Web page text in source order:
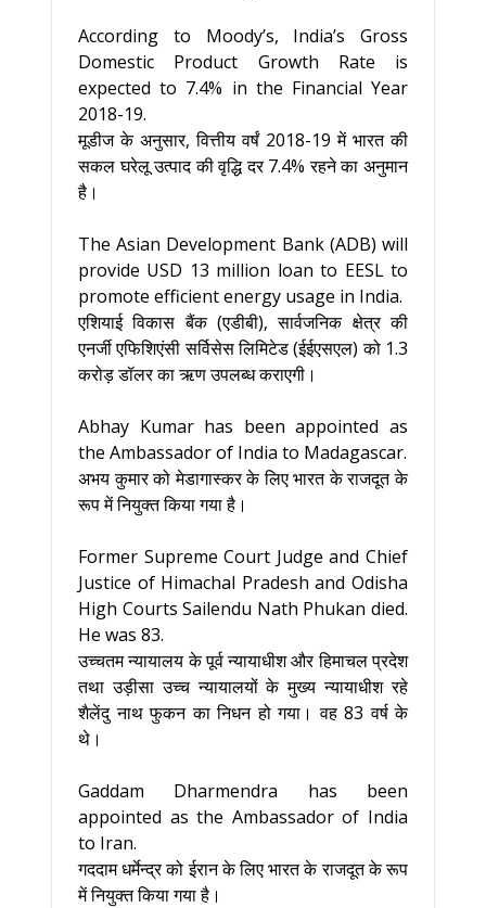
According to Moody’s, India’s Gross
Domestic Product Growth Rate is
expected to 7.4% in the Financial Year
2018-19.
मूडीज के अनुसार, वित्तीय वर्षं 2018-19 में भारत की
सकल घरेलू उत्पाद की वृद्धि दर 7.4% रहने का अनुमान
है।
The Asian Development Bank (ADB) will
provide USD 13 million loan to EESL to
promote efficient energy usage in India.
एशियाई विकास बैंक (एडीबी), सार्वजनिक क्षेत्र की
एनर्जी एफिशिएंसी सर्विसेस लिमिटेड (ईईएसएल) को 1.3
करोड़ डॉलर का ऋण उपलब्ध कराएगी।
Abhay Kumar has been appointed as
the Ambassador of India to Madagascar.
अभय कुमार को मेडागास्कर के लिए भारत के राजदूत के
रूप में नियुक्त किया गया है।
Former Supreme Court Judge and Chief
Justice of Himachal Pradesh and Odisha
High Courts Sailendu Nath Phukan died.
He was 83.
उच्चतम न्यायालय के पूर्व न्यायाधीश और हिमाचल प्रदेश
तथा उड़ीसा उच्च न्यायालयों के मुख्य न्यायाधीश रहे
शैलेंदु नाथ फुकन का निधन हो गया। वह 83 वर्ष के
थे।
Gaddam Dharmendra has been
appointed as the Ambassador of India
to Iran.
गददाम धर्मेन्द्र को ईरान के लिए भारत के राजदूत के रूप
में नियुक्त किया गया है।